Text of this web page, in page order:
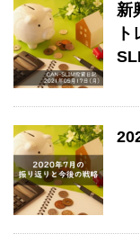
新